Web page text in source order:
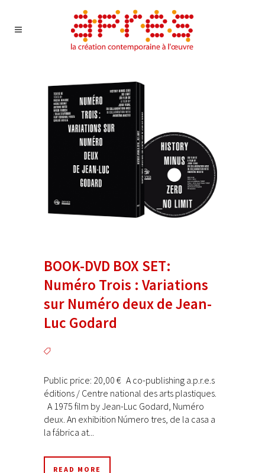
BOOK-DVD BOX SET:
Numéro Trois : Variations
sur Numéro deux de Jean-
Luc Godard
Public price: 20,00 € A co-publishing a.p.r.e.s
éditions / Centre national des arts plastiques.
A 1975 film by Jean-Luc Godard, Numéro
deux. An exhibition Número tres, de la casa a
la fábrica at...
READ MORE